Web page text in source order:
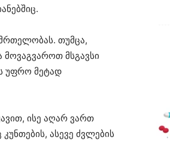
თუმცა,
მოვაგვაროთ მსგავსი
უფრო მეტად
ისე აღარ ვართ
ასევე ძვლების